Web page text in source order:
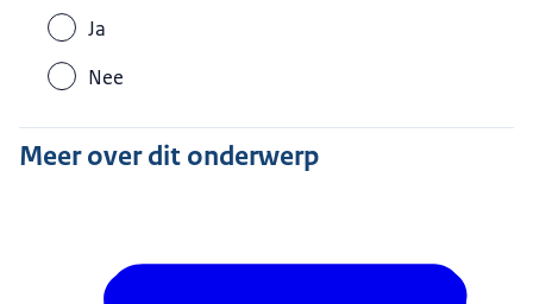
Ja
Nee
Meer over dit onderwerp